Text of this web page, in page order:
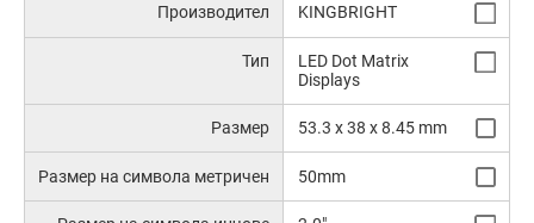
Производител KINGBRIGHT
Тип
LED Dot Matrix
Displays
Размер 53.3 x 38 x 8.45 mm
Размер на символа метричен 50mm